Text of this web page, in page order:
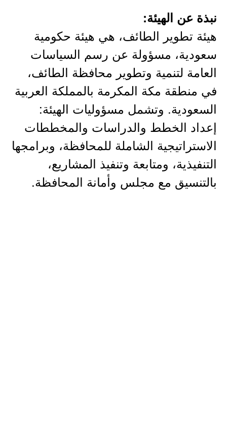
نبذة عن الهيئة:
هيئة تطوير الطائف، هي هيئة حكومية
سعودية، مسؤولة عن رسم السياسات
العامة لتنمية وتطوير محافظة الطائف،
في منطقة مكة المكرمة بالمملكة العربية
السعودية. وتشمل مسؤوليات الهيئة:
إعداد الخطط والدراسات والمخططات
الاستراتيجية الشاملة للمحافظة، وبرامجها
التنفيذية، ومتابعة وتنفيذ المشاريع،
بالتنسيق مع مجلس وأمانة المحافظة.